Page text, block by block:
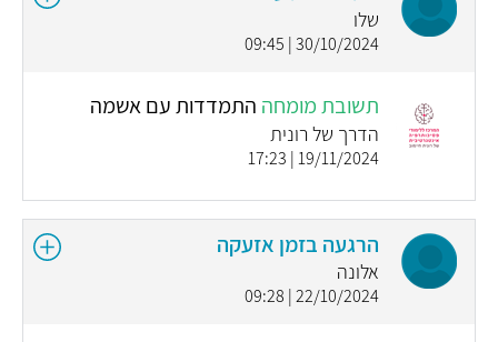
שלו
30/10/2024 | 09:45
תשובת מומחה התמדדות עם אשמה
הדרך של רונית
19/11/2024 | 17:23
הרגעה בזמן אזעקה
אלונה
22/10/2024 | 09:28